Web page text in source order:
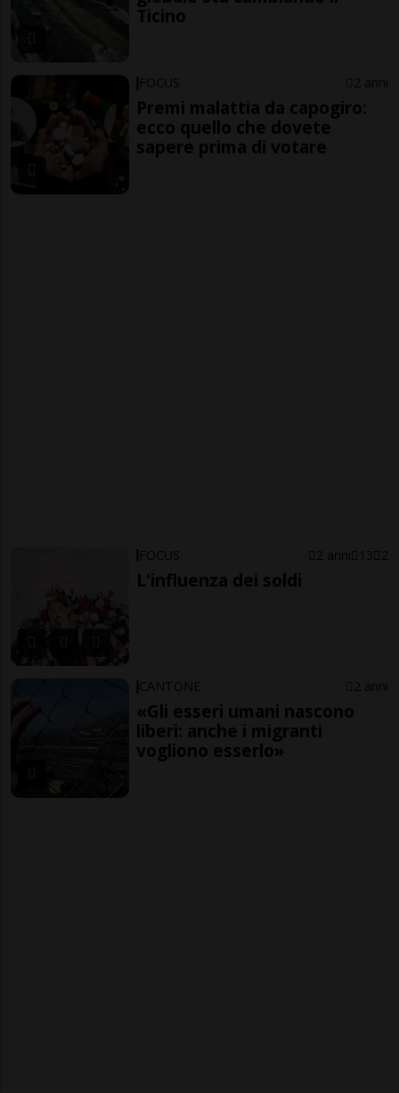
Ticino
FOCUS 2 anni
Premi malattia da capogiro:
ecco quello che dovete
sapere prima di votare
FOCUS 2 anni 13 2
L'influenza dei soldi
CANTONE 2 anni
«Gli esseri umani nascono
liberi: anche i migranti
vogliono esserlo»